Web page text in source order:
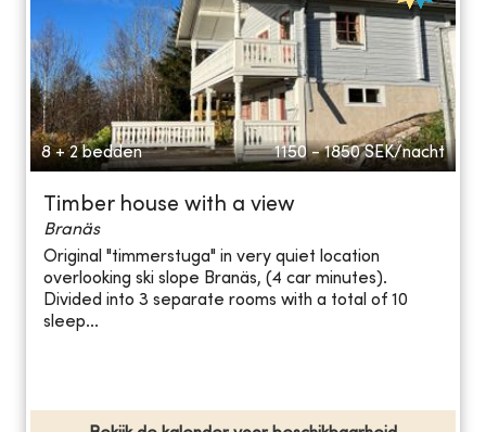
8 + 2 bedden 1150 - 1850 SEK/nacht
Timber house with a view
Branäs
Original "timmerstuga" in very quiet location
overlooking ski slope Branäs, (4 car minutes).
Divided into 3 separate rooms with a total of 10
sleep...